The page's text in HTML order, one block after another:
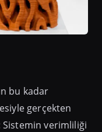
bu kadar
gerçekten
verimliliği